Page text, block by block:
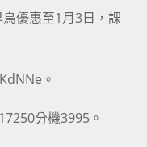
優惠至1月3日，課
。
分機3995。